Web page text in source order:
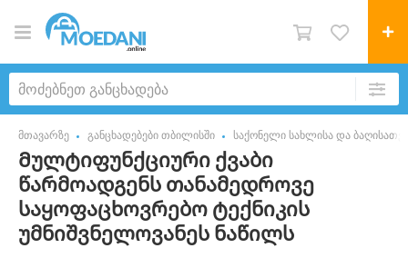
მთავარზე განცხადებები თბილისში საქონელი სახლისა და
Მულტიფუნქციური ქვაბი
წარმოადგენს თანამედროვე
საყოფაცხოვრებო ტექნიკის
უმნიშვნელოვანეს ნაწილს